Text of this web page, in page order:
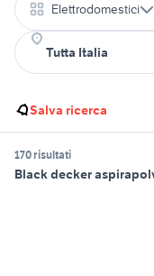
Elettrodomestici
Salva ricerca
170 risultati
Black decker